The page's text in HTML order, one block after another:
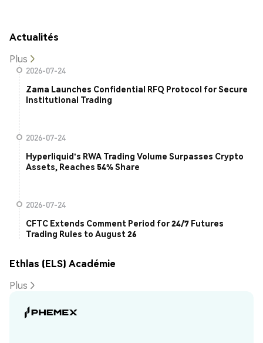
Actualités
Plus
2026-07-24
Zama Launches Confidential RFQ Protocol for Secure
Institutional Trading
2026-07-24
Hyperliquid's RWA Trading Volume Surpasses Crypto
Assets, Reaches 54% Share
2026-07-24
CFTC Extends Comment Period for 24/7 Futures
Trading Rules to August 26
Ethlas (ELS) Académie
Plus